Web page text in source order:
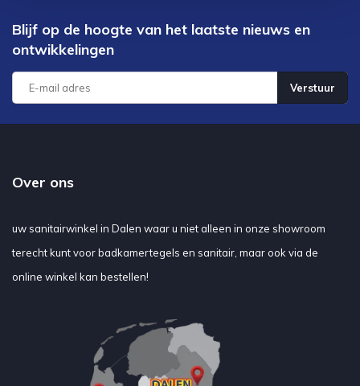
Blijf op de hoogte van het laatste nieuws en
ontwikkelingen
Verstuur
Over ons
uw sanitairwinkel in Dalen waar u niet alleen in onze showroom
terecht kunt voor badkamertegels en sanitair, maar ook via de
online winkel kan bestellen!